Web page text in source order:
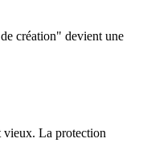
création" devient une
vieux. La protection